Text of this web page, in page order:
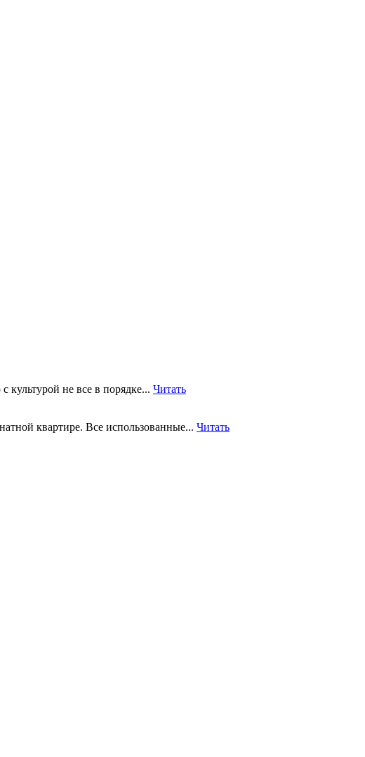
культурой не все в порядке... Читать
квартире. Все использованные... Читать